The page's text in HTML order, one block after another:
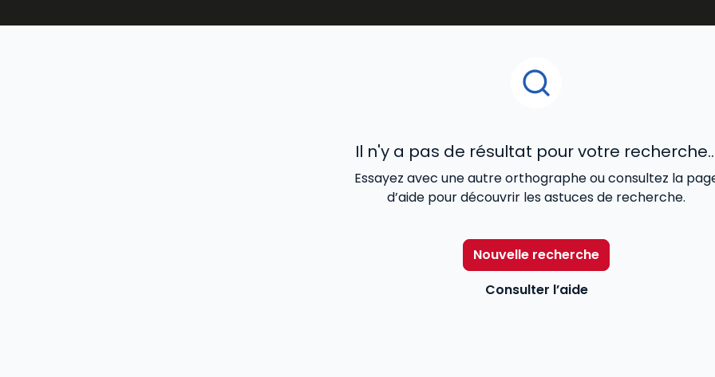
Il n'y a pas de résultat pour votre
Essayez avec une autre orthographe ou consultez la
d’aide pour découvrir les astuces de recherche.
Nouvelle recherche
Consulter l’aide